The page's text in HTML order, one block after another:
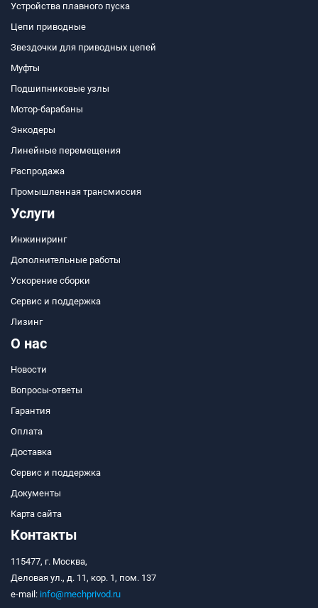
Устройства плавного пуска
Цепи приводные
Звездочки для приводных цепей
Муфты
Подшипниковые узлы
Мотор-барабаны
Энкодеры
Линейные перемещения
Распродажа
Промышленная трансмиссия
Услуги
Инжиниринг
Дополнительные работы
Ускорение сборки
Сервис и поддержка
Лизинг
О нас
Новости
Вопросы-ответы
Гарантия
Оплата
Доставка
Сервис и поддержка
Документы
Карта сайта
Контакты
115477, г. Москва,
Деловая ул., д. 11, кор. 1, пом. 137
e-mail: info@mechprivod.ru